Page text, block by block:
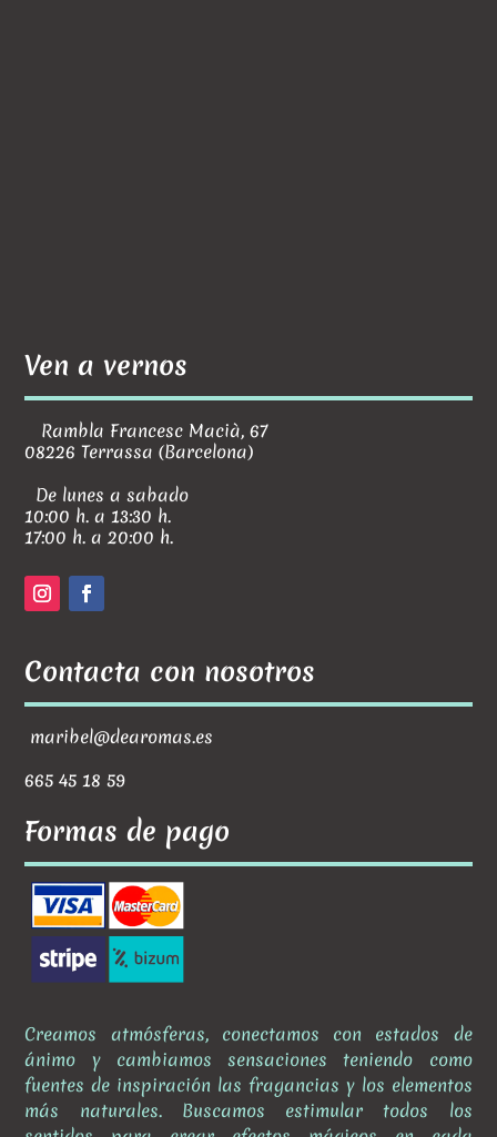
Ven a vernos
Rambla Francesc Macià, 67
08226 Terrassa (Barcelona)
De lunes a sabado
10:00 h. a 13:30 h.
17:00 h. a 20:00 h.
Contacta con nosotros
maribel@dearomas.es
665 45 18 59
Formas de pago
Creamos atmósferas, conectamos con estados de
ánimo y cambiamos sensaciones teniendo como
fuentes de inspiración las fragancias y los elementos
más naturales. Buscamos estimular todos los